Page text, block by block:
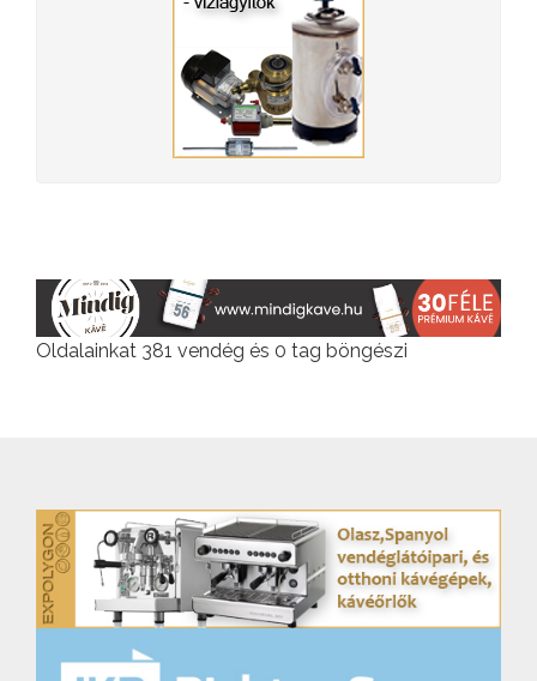
Oldalainkat 381 vendég és 0 tag böngészi